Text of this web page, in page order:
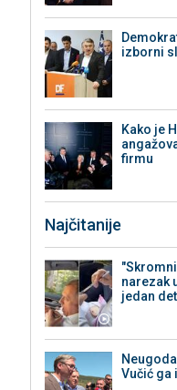
izborni
Kako je
firmu
Najčitanije
narezak
jedan
Vučić ga